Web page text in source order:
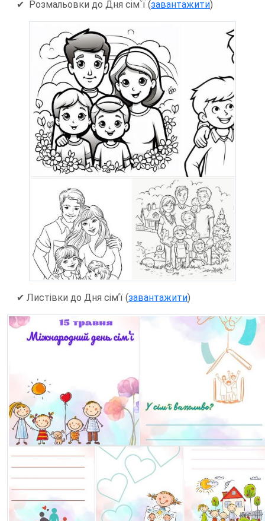
✔ Розмальовки до Дня сім`ї (завантажити)
✔ Листівки до Дня сімʼї (завантажити)